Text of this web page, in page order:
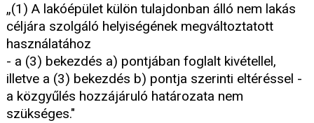
„(1) A lakóépület külön tulajdonban álló nem lakás
céljára szolgáló helyiségének megváltoztatott
használatához
- a (3) bekezdés a) pontjában foglalt kivétellel,
illetve a (3) bekezdés b) pontja szerinti eltéréssel -
a közgyűlés hozzájáruló határozata nem
szükséges."